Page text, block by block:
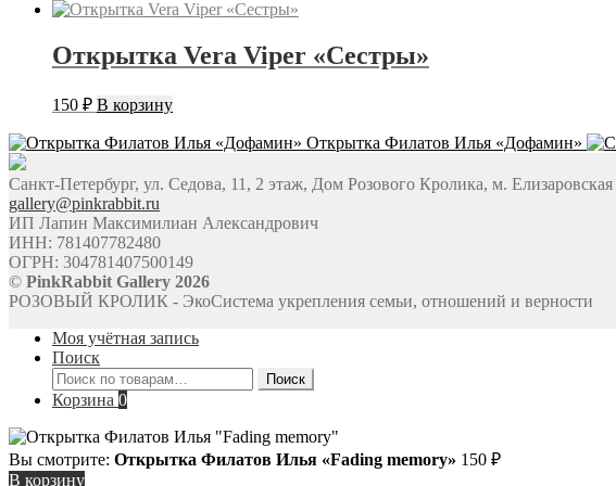
Открытка Vera Viper «Сестры»
150 ₽ В корзину
Открытка Филатов Илья «Дофамин»
Санкт-Петербург, ул. Седова, 11, 2 этаж, Дом Розового Кролика, м. Елизаровская
gallery@pinkrabbit.ru
ИП Лапин Максимилиан Александрович
ИНН: 781407782480
ОГРН: 304781407500149
© PinkRabbit Gallery 2026
РОЗОВЫЙ КРОЛИК - ЭкоСистема укрепления семьи, отношений и верности
Моя учётная запись
Поиск
Искать:
Поиск
Корзина 0
Вы смотрите: Открытка Филатов Илья «Fading memory» 150 ₽
В корзину